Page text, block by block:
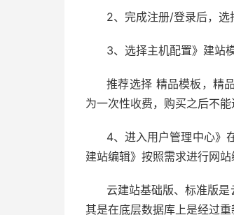
2、完成注册/登录后，选
3、选择主机配置》建站
推荐选择 精品模板，精
为一次性收费，购买之后不能
4、进入用户管理中心》
建站编辑》按照需求进行网站
云建站基础版、标准版
其是在底层数据库上是经过重